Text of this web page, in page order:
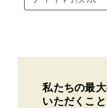
私たちの最
いただくこと